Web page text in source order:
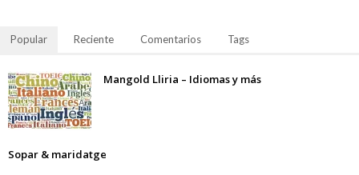
Popular Reciente Comentarios Tags
Mangold Lliria – Idiomas y más
Sopar & maridatge